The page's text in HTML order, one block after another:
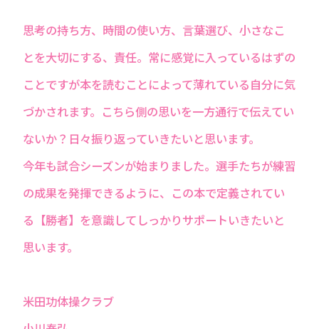
思考の持ち方、時間の使い方、言葉選び、小さなこ
とを大切にする、責任。常に感覚に入っているはずの
ことですが本を読むことによって薄れている自分に気
づかされます。こちら側の思いを一方通行で伝えてい
ないか？日々振り返っていきたいと思います。
今年も試合シーズンが始まりました。選手たちが練習
の成果を発揮できるように、この本で定義されてい
る【勝者】を意識してしっかりサポートいきたいと
思います。
米田功体操クラブ